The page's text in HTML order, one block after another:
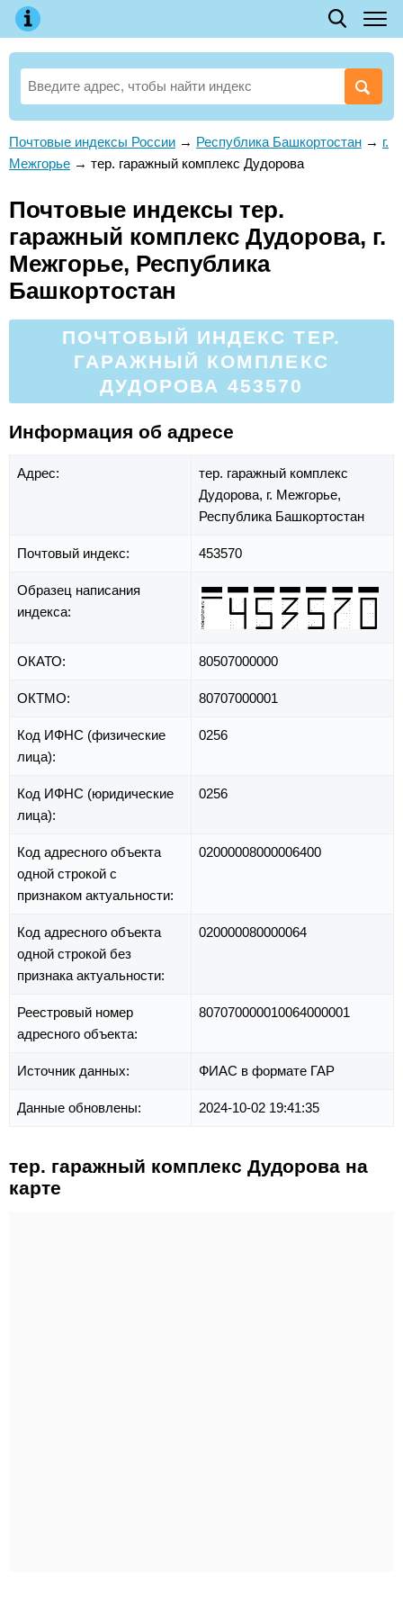
Почтовые индексы России → Республика Башкортостан → г.
Межгорье → тер. гаражный комплекс Дудорова
Почтовые индексы тер.
гаражный комплекс Дудорова, г.
Межгорье, Республика
Башкортостан
ПОЧТОВЫЙ ИНДЕКС ТЕР.
ГАРАЖНЫЙ КОМПЛЕКС
ДУДОРОВА 453570
Информация об адресе
Адрес:
тер. гаражный комплекс
Дудорова, г. Межгорье,
Республика Башкортостан
Почтовый индекс: 453570
Образец написания
индекса:
ОКАТО: 80507000000
ОКТМО: 80707000001
Код ИФНС (физические
лица):
0256
Код ИФНС (юридические
лица):
0256
Код адресного объекта
одной строкой с
признаком актуальности:
02000008000006400
Код адресного объекта
одной строкой без
признака актуальности:
020000080000064
Реестровый номер
адресного объекта:
807070000010064000001
Источник данных: ФИАС в формате ГАР
Данные обновлены: 2024-10-02 19:41:35
тер. гаражный комплекс Дудорова на
карте